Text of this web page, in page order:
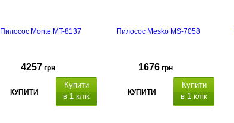
Пилосос Monte MT-8137
4257 грн
КУПИТИ
Купити
в 1 клік
Пилосос Mesko MS-7058
1676 грн
КУПИТИ
Купити
в 1 клік